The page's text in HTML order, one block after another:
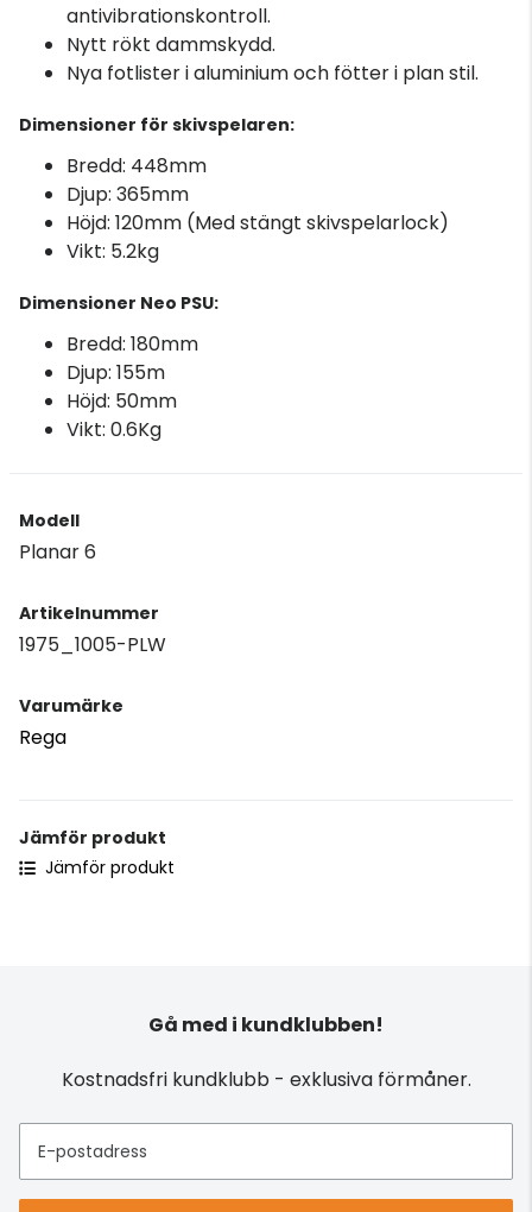
antivibrationskontroll.
Nytt rökt dammskydd.
Nya fotlister i aluminium och fötter i plan stil.
Dimensioner för skivspelaren:
Bredd: 448mm
Djup: 365mm
Höjd: 120mm (Med stängt skivspelarlock)
Vikt: 5.2kg
Dimensioner Neo PSU:
Bredd: 180mm
Djup: 155m
Höjd: 50mm
Vikt: 0.6Kg
Modell
Planar 6
Artikelnummer
1975_1005-PLW
Varumärke
Rega
Jämför produkt
Jämför produkt
Gå med i kundklubben!
Kostnadsfri kundklubb - exklusiva förmåner.
E-postadress